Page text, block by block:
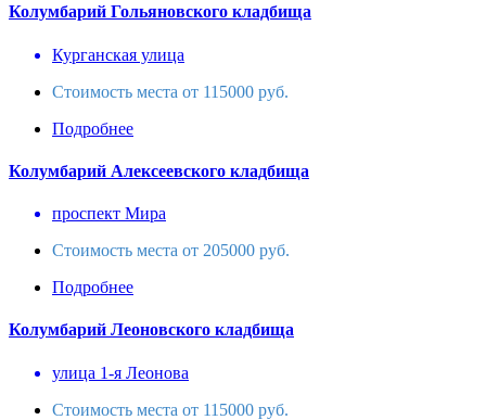
Колумбарий Гольяновского кладбища
Курганская улица
Стоимость места от 115000 руб.
Подробнее
Колумбарий Алексеевского кладбища
проспект Мира
Стоимость места от 205000 руб.
Подробнее
Колумбарий Леоновского кладбища
улица 1-я Леонова
Стоимость места от 115000 руб.